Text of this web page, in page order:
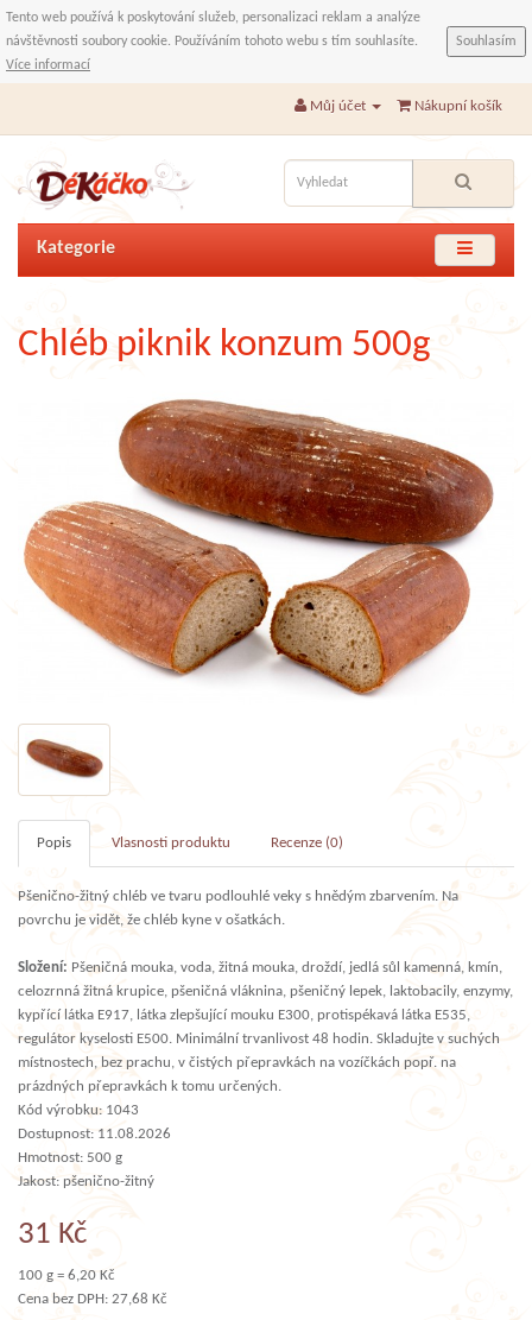
Tento web používá k poskytování služeb, personalizaci reklam a analýze
návštěvnosti soubory cookie. Používáním tohoto webu s tím souhlasíte.
Více informací
Souhlasím
Můj účet Nákupní košík
Kategorie
Chléb piknik konzum 500g
Popis Vlasnosti produktu Recenze (0)
Pšenično-žitný chléb ve tvaru podlouhlé veky s hnědým zbarvením. Na
povrchu je vidět, že chléb kyne v ošatkách.
Složení: Pšeničná mouka, voda, žitná mouka, droždí, jedlá sůl kamenná, kmín,
celozrnná žitná krupice, pšeničná vláknina, pšeničný lepek, laktobacily, enzymy,
kypřící látka E917, látka zlepšující mouku E300, protispékavá látka E535,
regulátor kyselosti E500. Minimální trvanlivost 48 hodin. Skladujte v suchých
místnostech, bez prachu, v čistých přepravkách na vozíčkách popř. na
prázdných přepravkách k tomu určených.
Kód výrobku: 1043
Dostupnost: 11.08.2026
Hmotnost: 500 g
Jakost: pšenično-žitný
31 Kč
100 g = 6,20 Kč
Cena bez DPH: 27,68 Kč